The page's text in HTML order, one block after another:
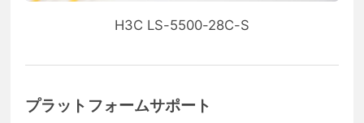
H3C LS-5500-28C-S
プラットフォームサポート